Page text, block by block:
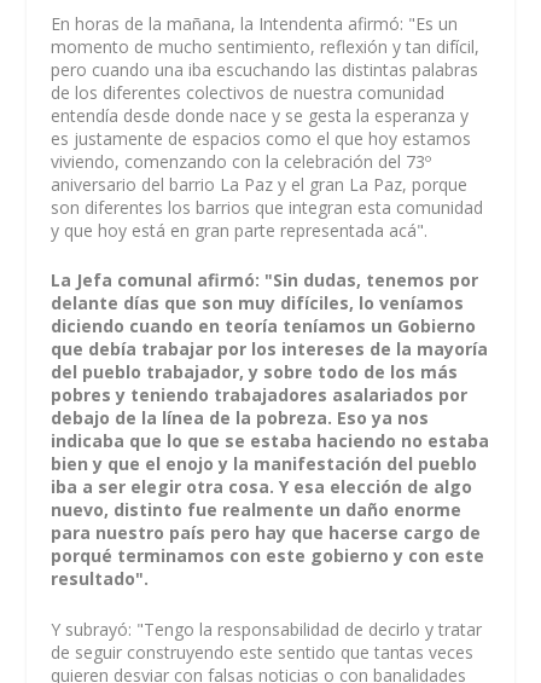
En horas de la mañana, la Intendenta afirmó: "Es un
momento de mucho sentimiento, reflexión y tan difícil,
pero cuando una iba escuchando las distintas palabras
de los diferentes colectivos de nuestra comunidad
entendía desde donde nace y se gesta la esperanza y
es justamente de espacios como el que hoy estamos
viviendo, comenzando con la celebración del 73º
aniversario del barrio La Paz y el gran La Paz, porque
son diferentes los barrios que integran esta comunidad
y que hoy está en gran parte representada acá".
La Jefa comunal afirmó: "Sin dudas, tenemos por
delante días que son muy difíciles, lo veníamos
diciendo cuando en teoría teníamos un Gobierno
que debía trabajar por los intereses de la mayoría
del pueblo trabajador, y sobre todo de los más
pobres y teniendo trabajadores asalariados por
debajo de la línea de la pobreza. Eso ya nos
indicaba que lo que se estaba haciendo no estaba
bien y que el enojo y la manifestación del pueblo
iba a ser elegir otra cosa. Y esa elección de algo
nuevo, distinto fue realmente un daño enorme
para nuestro país pero hay que hacerse cargo de
porqué terminamos con este gobierno y con este
resultado".
Y subrayó: "Tengo la responsabilidad de decirlo y tratar
de seguir construyendo este sentido que tantas veces
quieren desviar con falsas noticias o con banalidades